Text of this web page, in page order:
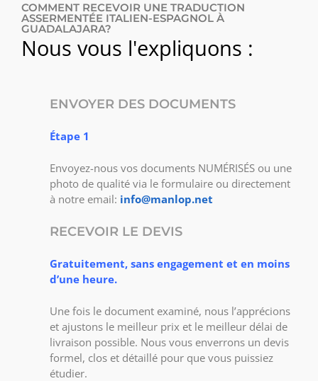
COMMENT RECEVOIR UNE TRADUCTION
ASSERMENTÉE ITALIEN-ESPAGNOL À
GUADALAJARA?
Nous vous l'expliquons :
ENVOYER DES DOCUMENTS
Étape 1
Envoyez-nous vos documents NUMÉRISÉS ou une
photo de qualité via le formulaire ou directement
à notre email: info@manlop.net
RECEVOIR LE DEVIS
Gratuitement, sans engagement et en moins
d’une heure.
Une fois le document examiné, nous l’apprécions
et ajustons le meilleur prix et le meilleur délai de
livraison possible. Nous vous enverrons un devis
formel, clos et détaillé pour que vous puissiez
étudier.